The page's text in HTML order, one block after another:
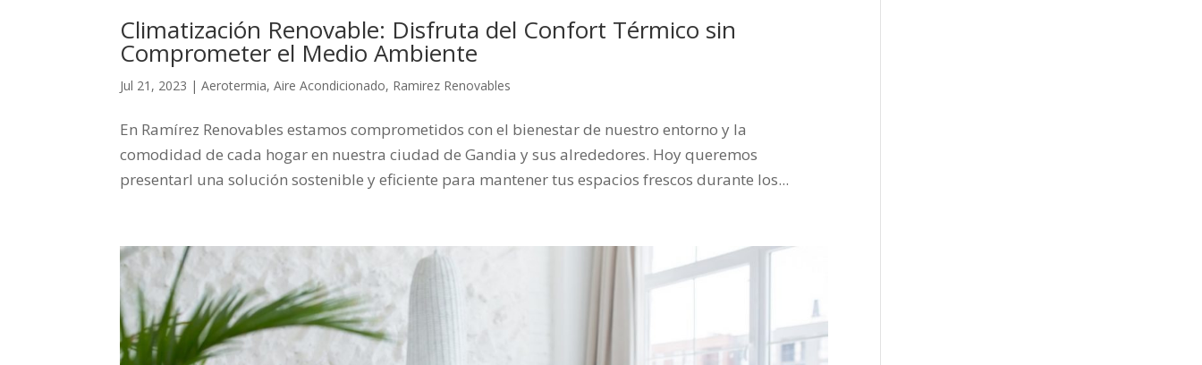
Climatización Renovable: Disfruta del Confort Térmico sin
Comprometer el Medio Ambiente
Jul 21, 2023 |Aerotermia,Aire Acondicionado, Ramirez Renovables
En Ramírez Renovables estamos comprometidos con el bienestar de nuestro entorno y la
comodidad de cada hogar en nuestra ciudad de Gandia y sus alrededores. Hoy queremos
presentarl una solución sostenible y eficiente para mantener tus espacios frescos durante los...